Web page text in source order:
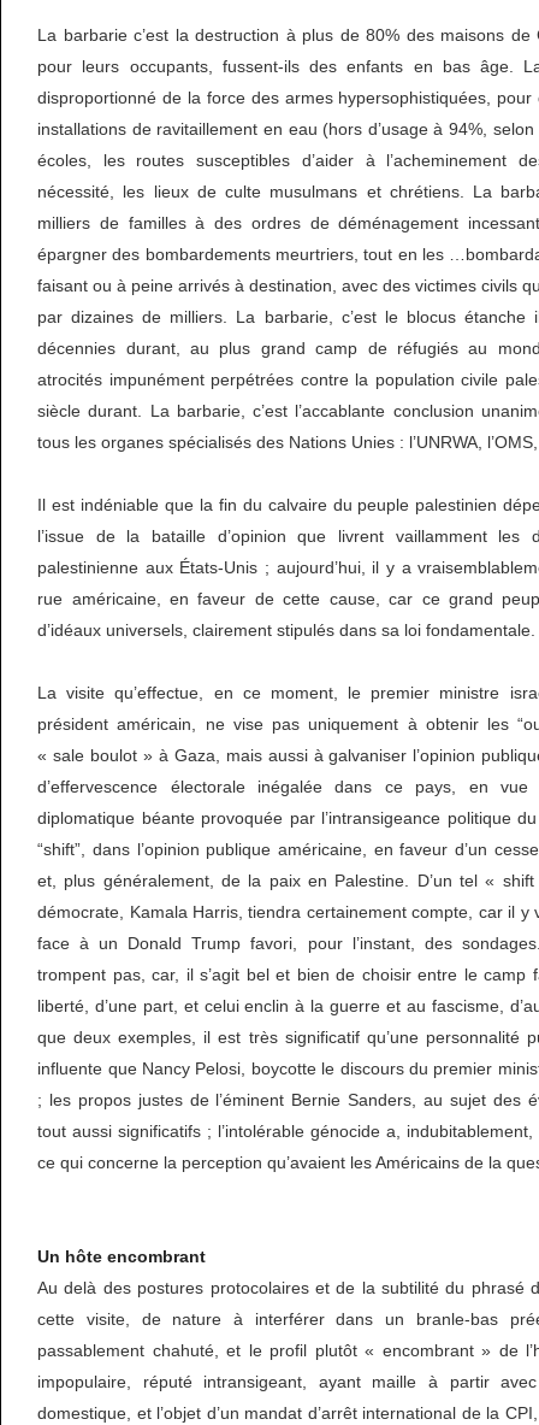
La barbarie c’est la destruction à plus de 80% des maisons
pour leurs occupants, fussent-ils des enfants en bas âge.
disproportionné de la force des armes hypersophistiquées,
installations de ravitaillement en eau (hors d’usage à 94%,
écoles, les routes susceptibles d’aider à l’acheminement
nécessité, les lieux de culte musulmans et chrétiens. La
milliers de familles à des ordres de déménagement
épargner des bombardements meurtriers, tout en les
faisant ou à peine arrivés à destination, avec des victimes civils
par dizaines de milliers. La barbarie, c’est le blocus étanche
décennies durant, au plus grand camp de réfugiés au
atrocités impunément perpétrées contre la population civile
siècle durant. La barbarie, c’est l’accablante conclusion
tous les organes spécialisés des Nations Unies : l’UNRWA,
Il est indéniable que la fin du calvaire du peuple palestinien
l’issue de la bataille d’opinion que livrent vaillamment les
palestinienne aux États-Unis ; aujourd’hui, il y a
rue américaine, en faveur de cette cause, car ce grand
d’idéaux universels, clairement stipulés dans sa loi fondamentale.
La visite qu’effectue, en ce moment, le premier ministre
président américain, ne vise pas uniquement à obtenir les
« sale boulot » à Gaza, mais aussi à galvaniser l’opinion
d’effervescence électorale inégalée dans ce pays, en
diplomatique béante provoquée par l’intransigeance politique
“shift”, dans l’opinion publique américaine, en faveur d’un
et, plus généralement, de la paix en Palestine. D’un tel «
démocrate, Kamala Harris, tiendra certainement compte, car il y
face à un Donald Trump favori, pour l’instant, des
trompent pas, car, il s’agit bel et bien de choisir entre le camp
liberté, d’une part, et celui enclin à la guerre et au fascisme,
que deux exemples, il est très significatif qu’une personnalité
influente que Nancy Pelosi, boycotte le discours du premier
; les propos justes de l’éminent Bernie Sanders, au sujet des
tout aussi significatifs ; l’intolérable génocide a,
ce qui concerne la perception qu’avaient les Américains de la
Un hôte encombrant
Au delà des postures protocolaires et de la subtilité du phrasé
cette visite, de nature à interférer dans un branle-bas
passablement chahuté, et le profil plutôt « encombrant » de
impopulaire, réputé intransigeant, ayant maille à partir
domestique, et l’objet d’un mandat d’arrêt international de la